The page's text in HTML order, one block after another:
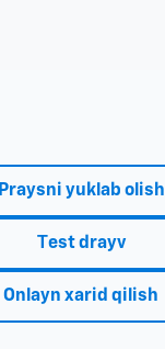
Praysni yuklab olish
Тest drayv
Onlayn xarid qilish